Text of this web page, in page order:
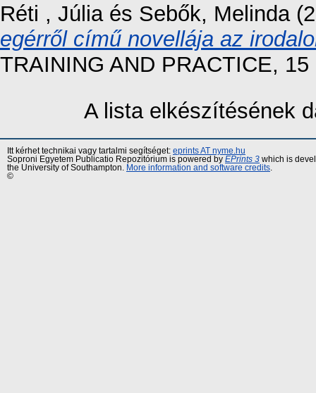
Réti , Júliaés Sebők, Melinda
egérről című novellája az
TRAINING AND PRACTICE,
A lista elkészítésének
Itt kérhet technikai vagy tartalmi segítséget: eprints AT nyme.hu
Soproni Egyetem Publicatio Repozitórium is powered by EPrints 3 which is
the University of Southampton.
More information and software credits
©